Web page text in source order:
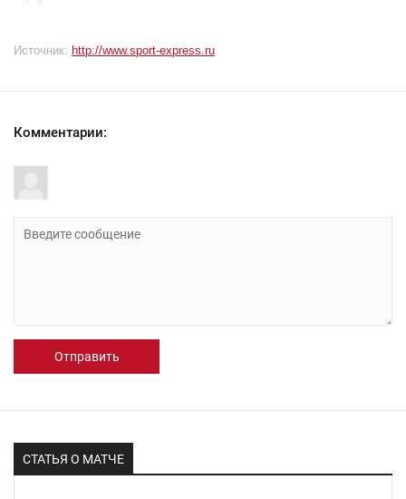
Источник: http://www.sport-express.ru
Комментарии:
Отправить
СТАТЬЯ О МАТЧЕ